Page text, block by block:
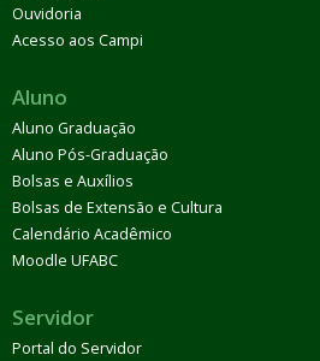
Ouvidoria
Acesso aos Campi
Aluno
Aluno Graduação
Aluno Pós-Graduação
Bolsas e Auxílios
Bolsas de Extensão e Cultura
Calendário Acadêmico
Moodle UFABC
Servidor
Portal do Servidor